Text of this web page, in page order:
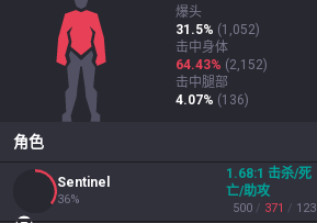
爆头
31.5% (1,052)
击中身体
64.43% (2,152)
击中腿部
4.07% (136)
角色
Sentinel
36%
1.68:1 击杀/死
亡/助攻
500 / 371 / 123